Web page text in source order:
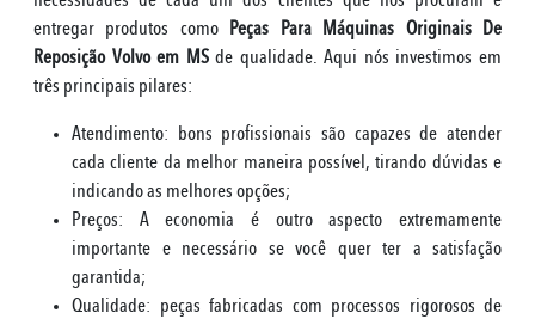
entregar produtos como Peças Para Máquinas Originais De
Reposição Volvo em MSde qualidade. Aqui nós investimos em
três principais pilares:
Atendimento: bons profissionais são capazes de atender
cada cliente da melhor maneira possível, tirando dúvidas e
indicando as melhores opções;
Preços: A economia é outro aspecto extremamente
importante e necessário se você quer ter a satisfação
garantida;
Qualidade: peças fabricadas com processos rigorosos de